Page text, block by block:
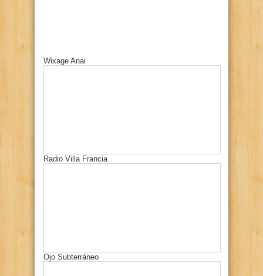
Wixage Anai
Radio Villa Francia
Ojo Subterráneo